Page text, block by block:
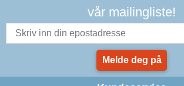
vår mailingliste!
Melde deg på